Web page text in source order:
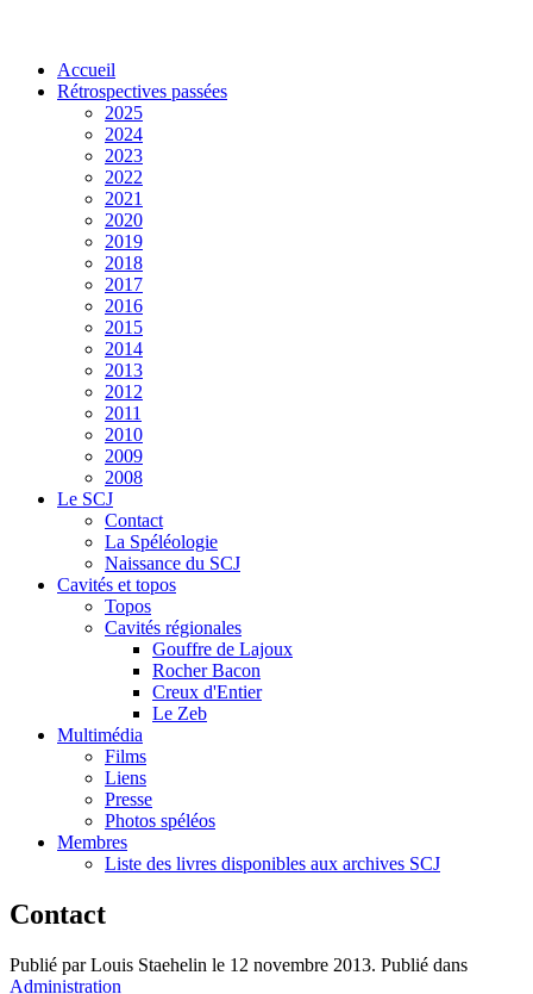
Accueil
Rétrospectives passées
2025
2024
2023
2022
2021
2020
2019
2018
2017
2016
2015
2014
2013
2012
2011
2010
2009
2008
Le SCJ
Contact
La Spéléologie
Naissance du SCJ
Cavités et topos
Topos
Cavités régionales
Gouffre de Lajoux
Rocher Bacon
Creux d'Entier
Le Zeb
Multimédia
Films
Liens
Presse
Photos spéléos
Membres
Liste des livres disponibles aux archives SCJ
Contact
Publié par Louis Staehelin le 12 novembre 2013. Publié dans
Administration